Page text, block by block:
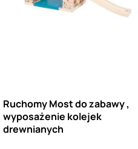
Ruchomy Most do zabawy ,
wyposażenie kolejek
drewnianych